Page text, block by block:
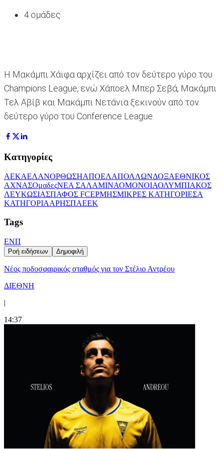
4 ομάδες
Η Μακάμπι Χάιφα αρχίζει από τον δεύτερο γύρο του
Champions League, ενώ Χάποελ Μπερ Σεβά, Μακάμπι
Τελ Αβίβ και Μακάμπι Νετάνια ξεκινούν από τον
δεύτερο γύρο του Conference League.
Κατηγορίες
ΑΕΚΑΕΛΑΝΟΡΘΩΣΗΑΠΟΕΛΑΠΟΛΛΩΝΔΟΞΑΕΘΝΙΚΟΣ
ΑΧΝΑΣΟμαδεςΝΕΑ ΣΑΛΑΜΙΝΑΟΜΟΝΟΙΑΟΛΥΜΠΙΑΚΟΣ
ΛΕΥΚΩΣΙΑΣΠΑΦΟΣ FCΕΡΜΗΣΜΙΚΡΕΣ ΚΑΤΗΓΟΡΙΕΣΑ
ΚΑΤΗΓΟΡΙΑΑΡΗΣΠΑΕΕΚ
Tags
ΕΝΠ
Ροή ειδήσεων Δημοφιλή
Νέος ποδοσφαιρικός σταθμός για τον Στέλιο Αντρέου
ΔΙΕΘΝΗ
|
14:37